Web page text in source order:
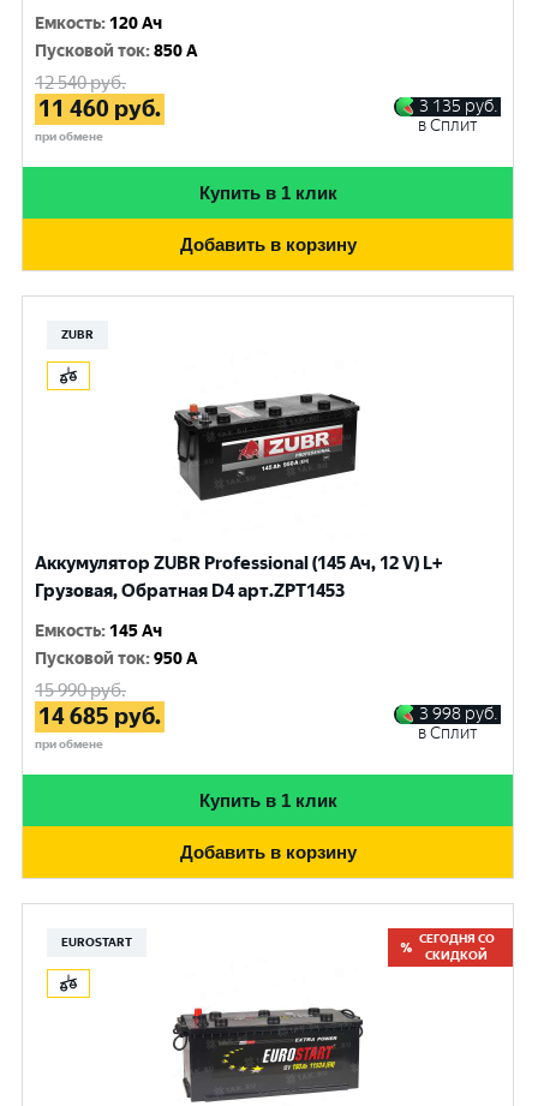
Емкость: 120 Ач
Пусковой ток:850 A
12 540руб.
11 460 руб.
при обмене
3 135 руб.
в Сплит
Купить в 1 клик
Добавить в корзину
ZUBR
Аккумулятор ZUBR Professional (145 Ач, 12 V) L+
Грузовая, Обратная D4 арт.ZPT1453
Емкость: 145 Ач
Пусковой ток:950 A
15 990руб.
14 685 руб.
при обмене
3 998 руб.
в Сплит
Купить в 1 клик
Добавить в корзину
EUROSTART
СЕГОДНЯ СО
СКИДКОЙ